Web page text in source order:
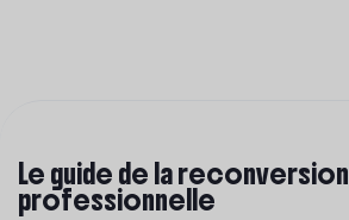
Le guide de la reconversion
professionnelle